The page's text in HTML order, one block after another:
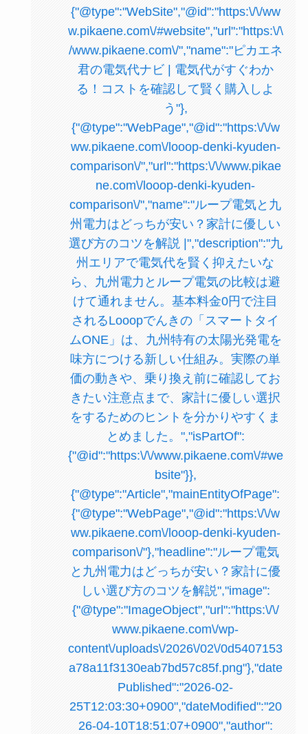
{"@type":"WebSite","@id":"https:\/\/ww
w.pikaene.com\/#website","url":"https:\/\
/www.pikaene.com\/","name":"ピカエネ
君の電気代ナビ | 電気代がすぐわか
る！コストを確認して賢く購入しよ
う"},
{"@type":"WebPage","@id":"https:\/\/w
ww.pikaene.com\/looop-denki-kyuden-
comparison\/","url":"https:\/\/www.pikae
ne.com\/looop-denki-kyuden-
comparison\/","name":"ループ電気と九
州電力はどっちが安い？家計に優しい
選び方のコツを解説 |","description":"九
州エリアで電気代を賢く抑えたいな
ら、九州電力とループ電気の比較は避
けて通れません。基本料金0円で注目
されるLooopでんきの「スマートタイ
ムONE」は、九州特有の太陽光発電を
味方につける新しい仕組み。実際の単
価の動きや、乗り換え前に確認してお
きたい注意点まで、家計に優しい選択
をするためのヒントを分かりやすくま
とめました。","isPartOf":
{"@id":"https:\/\/www.pikaene.com\/#we
bsite"}},
{"@type":"Article","mainEntityOfPage":
{"@type":"WebPage","@id":"https:\/\/w
ww.pikaene.com\/looop-denki-kyuden-
comparison\/"},"headline":"ループ電気
と九州電力はどっちが安い？家計に優
しい選び方のコツを解説","image":
{"@type":"ImageObject","url":"https:\/\/
www.pikaene.com\/wp-
content\/uploads\/2026\/02\/0d5407153
a78a11f3130eab7bd57c85f.png"},"date
Published":"2026-02-
25T12:03:30+0900","dateModified":"20
26-04-10T18:51:07+0900","author":